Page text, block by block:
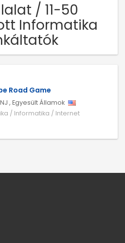
/ 11-50
Informatika
Road Game
NJ , Egyesült Államok
/ Informatika / Internet